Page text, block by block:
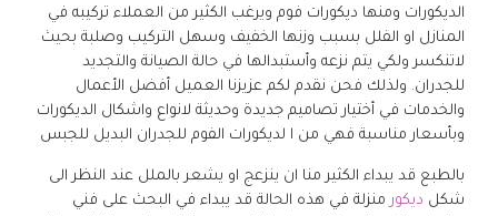
الديكورات ومنها ديكورات فوم ويرغب الكثير من العملاء تركيبه في
المنازل او الفلل بسبب وزنها الخفيف وسهل التركيب وصلبة بحيث
لاتنكسر ولكي يتم نزعه وأستبدالها في حالة الصيانة والتجديد
للجدران. ولذلك فحن نقدم لكم عزيزنا العميل أفضل الأعمال
والخدمات في أختيار تصاميم جديدة وحديثة لانواع واشكال الديكورات
وبأسعار مناسبة فهي من ا لديكورات الفوم للجدران البديل للجبس
بالطبع قد يبداء الكثير منا ان ينزعج او يشعر بالملل عند النظر الى
شكل ديكورمنزلة في هذه الحالة قد يبداء في البحث على فني